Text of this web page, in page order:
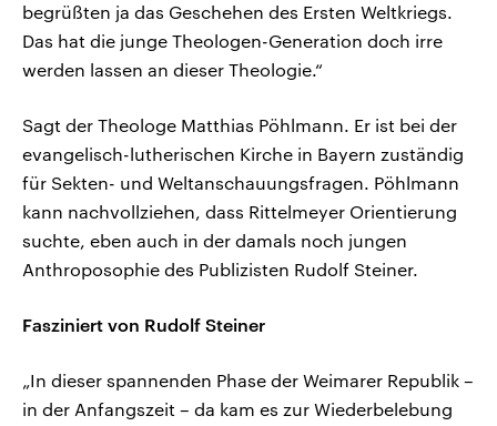
begrüßten ja das Geschehen des Ersten Weltkriegs.
Das hat die junge Theologen-Generation doch irre
werden lassen an dieser Theologie.“
Sagt der Theologe Matthias Pöhlmann. Er ist bei der
evangelisch-lutherischen Kirche in Bayern zuständig
für Sekten- und Weltanschauungsfragen. Pöhlmann
kann nachvollziehen, dass Rittelmeyer Orientierung
suchte, eben auch in der damals noch jungen
Anthroposophie des Publizisten Rudolf Steiner.
Fasziniert von Rudolf Steiner
„In dieser spannenden Phase der Weimarer Republik –
in der Anfangszeit – da kam es zur Wiederbelebung